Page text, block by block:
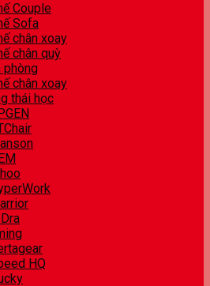
Couple
Sofa
chân xoay
chân quỳ
phòng
chân xoay
thái học
HQ